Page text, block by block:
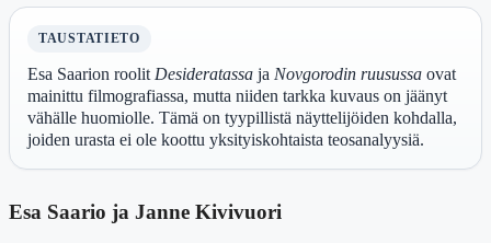
TAUSTATIETO
Esa Saarion roolit Desideratassa ja Novgorodin ruusussa ovat
mainittu filmografiassa, mutta niiden tarkka kuvaus on jäänyt
vähälle huomiolle. Tämä on tyypillistä näyttelijöiden kohdalla,
joiden urasta ei ole koottu yksityiskohtaista teosanalyysiä.
Esa Saario ja Janne Kivivuori